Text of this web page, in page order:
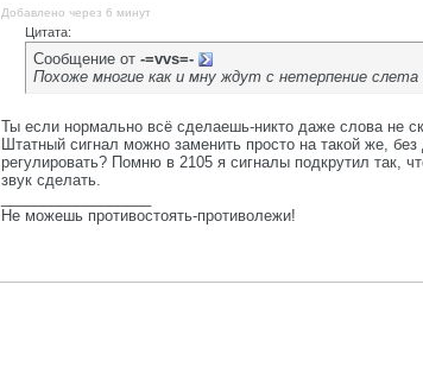
Добавлено через 6 минут
Цитата:
Сообщение от -=vvs=-
Похоже многие как и мну ждут с нетерпение
Ты если нормально всё сделаешь-никто даже слова не
Штатный сигнал можно заменить просто на такой же,
регулировать? Помню в 2105 я сигналы подкрутил так,
звук сделать.
Не можешь противостоять-противолежи!